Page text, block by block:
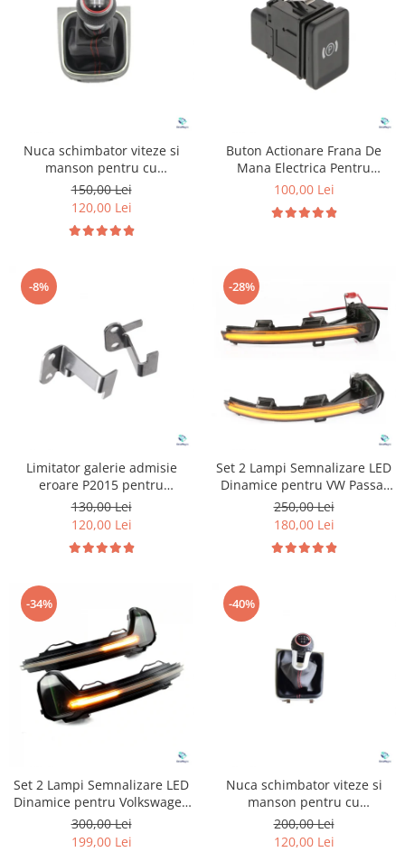
Volkswagen
Dopuri anulare clapete admisie
Garnituri galerie admisie BMW
Valve PCV
Kit reparatie faruri
95%
Eleron Portbagaj
Nuca schimbator viteze si
manson pentru cu
Volkswagen Golf 5
150,00 Lei
120,00 Lei
Buton Actionare Frana De
Mana Electrica Pentru
Volkswagen Passat B6
100,00 Lei
-8%
Limitator galerie admisie
eroare P2015 pentru
Volkswagen Audi
130,00 Lei
120,00 Lei
-28%
Set 2 Lampi Semnalizare LED
Dinamice pentru VW Passat
B8
250,00 Lei
180,00 Lei
-34%
Set 2 Lampi Semnalizare LED
Dinamice pentru Volkswagen
Tiguan MK2
300,00 Lei
199,00 Lei
-40%
Nuca schimbator viteze si
manson pentru cu
Volkswagen Golf 7
200,00 Lei
120,00 Lei